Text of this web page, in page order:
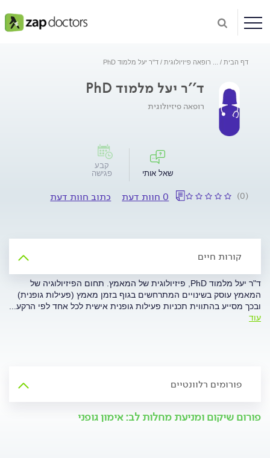
דף הבית רופאה פיזיולוגית ד''ר יעל מלמוד PhD
ד''ר יעל מלמוד PhD
רופאה פיזיולוגית
שאל אותי
קבע
פגישה
(0) 0 חוות דעת כתוב חוות דעת
קורות חיים
ד"ר יעל מלמוד PhD, פיזיולוגית של המאמץ. תחום הפיזיולוגיה של
המאמץ עוסק בשינויים המתרחשים בגוף בזמן מאמץ (פעילות גופנית)
ובכך מסייע בהתווית תכניות פעילות גופנית אישית לכל אחד לפי הרקע...
עוד
פורומים רלוונטיים
פורום שיקום ומניעת מחלות לב: אימון גופני